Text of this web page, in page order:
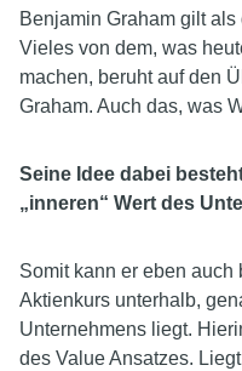
Benjamin Graham gilt
Vieles von dem, was
machen, beruht auf den
Graham. Auch das, was
Seine Idee dabei
„inneren“ Wert des
Somit kann er eben
Aktienkurs unterhalb,
Unternehmens liegt.
des Value Ansatzes.